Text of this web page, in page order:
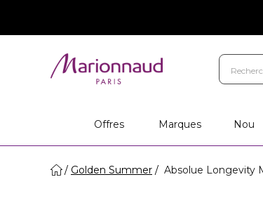
Offres Marques Nou
Golden Summer Absolue Longevity